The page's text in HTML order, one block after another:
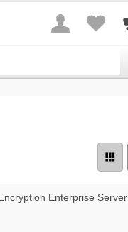
Enterprise Server